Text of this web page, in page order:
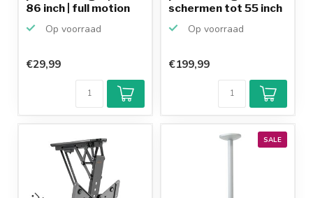
86 inch | full motion
Op voorraad
€29,99
schermen tot 55 inch
Op voorraad
€199,99
SALE